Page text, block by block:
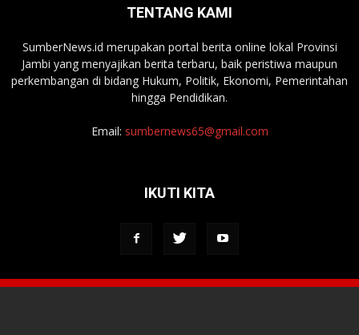
TENTANG KAMI
SumberNews.id merupakan portal berita online lokal Provinsi
Jambi yang menyajikan berita terbaru, baik peristiwa maupun
perkembangan di bidang Hukum, Politik, Ekonomi, Pemerintahan
hingga Pendidikan.
Email: sumbernews65@gmail.com
IKUTI KITA